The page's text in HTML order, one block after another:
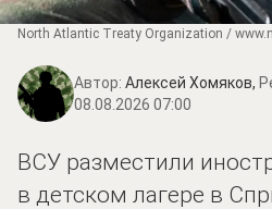
North Atlantic Treaty Organization /
Автор: Алексей Хомяков,
08.08.2026 07:00
ВСУ разместили
в детском лагере в